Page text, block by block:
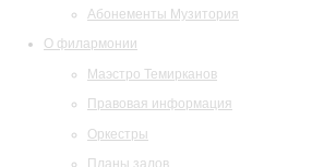
Абонементы Музитория
О филармонии
Маэстро Темирканов
Правовая информация
Оркестры
Планы залов